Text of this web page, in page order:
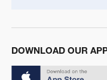
DOWNLOAD OUR